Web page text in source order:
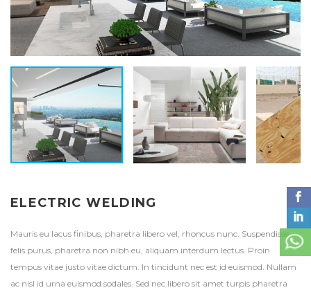
ELECTRIC WELDING
Mauris eu lacus finibus, pharetra libero vel, rhoncus nunc. Suspendisse
felis purus, pharetra non nibh eu, aliquam interdum lectus. Proin
tempus vitae justo vitae dictum. In tincidunt nec est id euismod. Nullam
ac nisl id urna euismod sodales. Sed nec libero sit amet turpis pharetra